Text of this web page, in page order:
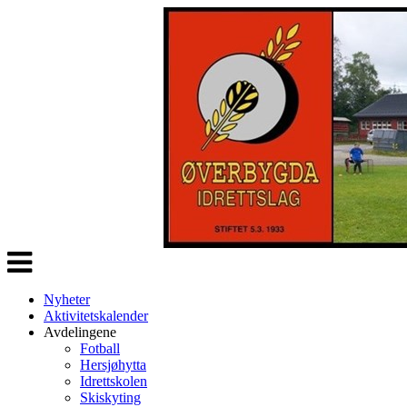
Veksle
navigasjon
Nyheter
Aktivitetskalender
Avdelingene
Fotball
Hersjøhytta
Idrettskolen
Skiskyting